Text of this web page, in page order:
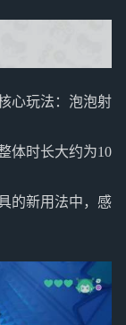
心玩法：泡泡射
体时长大约为10
的新用法中，感